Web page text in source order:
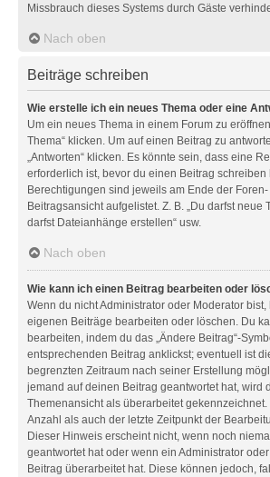
Missbrauch dieses Systems durch Gäste
Nach oben
Beiträge schreiben
Wie erstelle ich ein neues Thema oder eine
Um ein neues Thema in einem Forum zu
Thema“ klicken. Um auf einen Beitrag zu
„Antworten“ klicken. Es könnte sein, dass eine
erforderlich ist, bevor du einen Beitrag schreiben
Berechtigungen sind jeweils am Ende der
Beitragsansicht aufgelistet. Z. B. „Du darfst neue
darfst Dateianhänge erstellen“ usw.
Nach oben
Wie kann ich einen Beitrag bearbeiten oder
Wenn du nicht Administrator oder Moderator
eigenen Beiträge bearbeiten oder löschen. Du
bearbeiten, indem du das „Ändere Beitrag“-
entsprechenden Beitrag anklickst; eventuell ist
begrenzten Zeitraum nach seiner Erstellung
jemand auf deinen Beitrag geantwortet hat, wird
Themenansicht als überarbeitet
Anzahl als auch der letzte Zeitpunkt der
Dieser Hinweis erscheint nicht, wenn noch
geantwortet hat oder wenn ein Administrator
Beitrag überarbeitet hat. Diese können jedoch,